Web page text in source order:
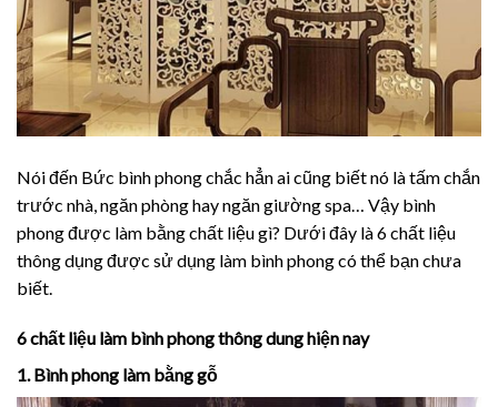
Nói đến Bức bình phong chắc hẳn ai cũng biết nó là tấm chắn
trước nhà, ngăn phòng hay ngăn giường spa… Vậy bình
phong được làm bằng chất liệu gì? Dưới đây là 6 chất liệu
thông dụng được sử dụng làm bình phong có thể bạn chưa
biết.
6 chất liệu làm bình phong thông dung hiện nay
1. Bình phong làm bằng gỗ